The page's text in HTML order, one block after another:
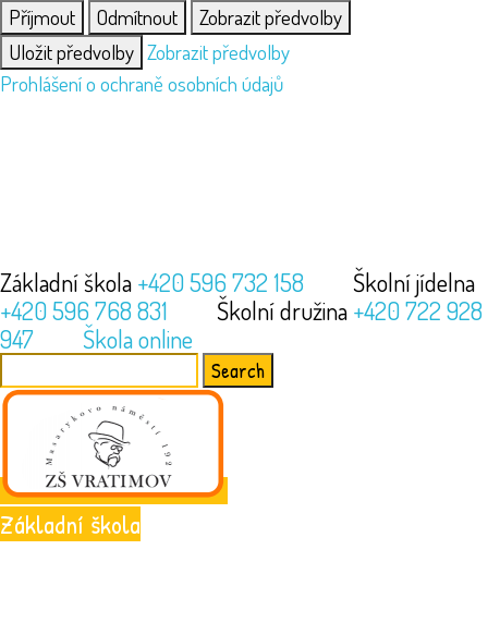
Příjmout
Odmítnout
Zobrazit předvolby
Uložit předvolby Zobrazit předvolby
Prohlášení o ochraně osobních údajů
Základní škola +420 596 732 158
Školní jídelna
+420 596 768 831
Školní družina +420 722 928
947
Škola online
for:
Základní škola